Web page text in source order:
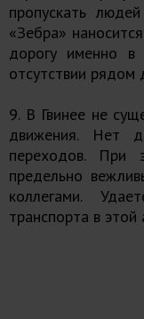
пропускать
«Зебра»
дорогу именно в
отсутствии рядом
9. В Гвинее не
движения. Нет
переходов. При
предельно
коллегами.
транспорта в этой